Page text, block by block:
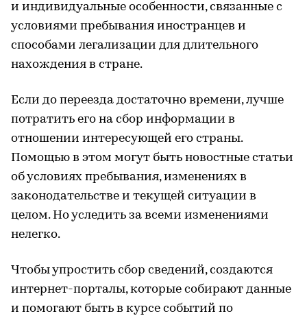
и индивидуальные особенности, связанные с
условиями пребывания иностранцев и
способами легализации для длительного
нахождения в стране.
Если до переезда достаточно времени, лучше
потратить его на сбор информации в
отношении интересующей его страны.
Помощью в этом могут быть новостные статьи
об условиях пребывания, изменениях в
законодательстве и текущей ситуации в
целом. Но уследить за всеми изменениями
нелегко.
Чтобы упростить сбор сведений, создаются
интернет-порталы, которые собирают данные
и помогают быть в курсе событий по